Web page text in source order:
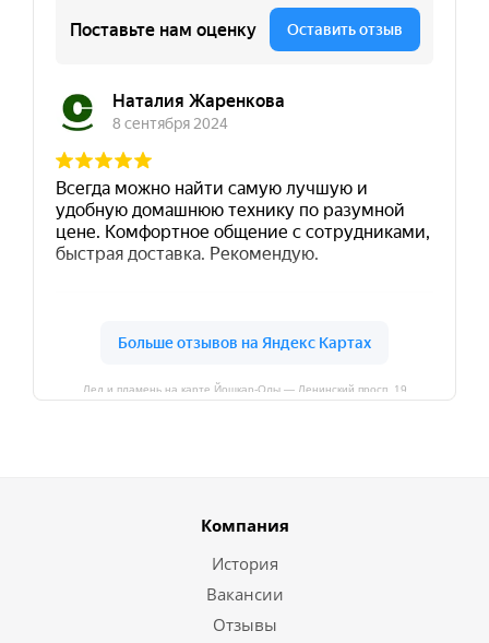
Лед и пламень на карте Йошкар‑Олы — Ленинский просп.,19
Компания
История
Вакансии
Отзывы